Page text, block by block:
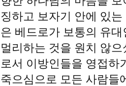
징하고 보자기 안에 있
은 베드로가 보통의 유
멀리하는 것을 원치 않
로서 이방인들을 영접하
죽으심으로 모든 사람들